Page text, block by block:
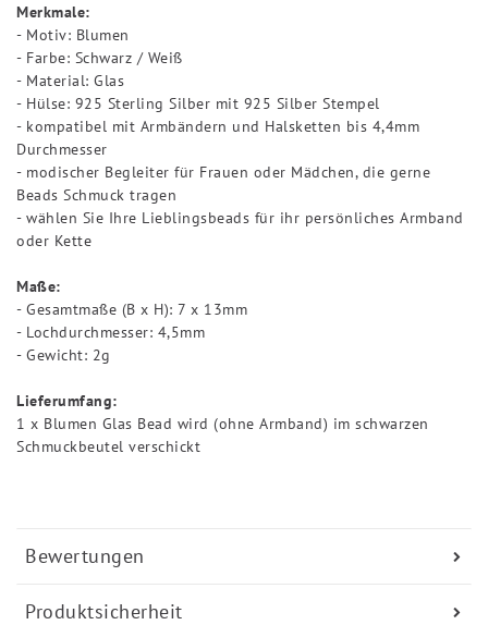
Bewertungen
Produktsicherheit
Merkmale:
- Motiv: Blumen
- Farbe: Schwarz / Weiß
- Material: Glas
- Hülse: 925 Sterling Silber mit 925 Silber Stempel
- kompatibel mit Armbändern und Halsketten bis 4,4mm
Durchmesser
- modischer Begleiter für Frauen oder Mädchen, die gerne
Beads Schmuck tragen
- wählen Sie Ihre Lieblingsbeads für ihr persönliches Armband
oder Kette
Maße:
- Gesamtmaße (B x H): 7 x 13mm
- Lochdurchmesser: 4,5mm
- Gewicht: 2g
Lieferumfang:
1 x Blumen Glas Bead wird (ohne Armband) im schwarzen
Schmuckbeutel verschickt